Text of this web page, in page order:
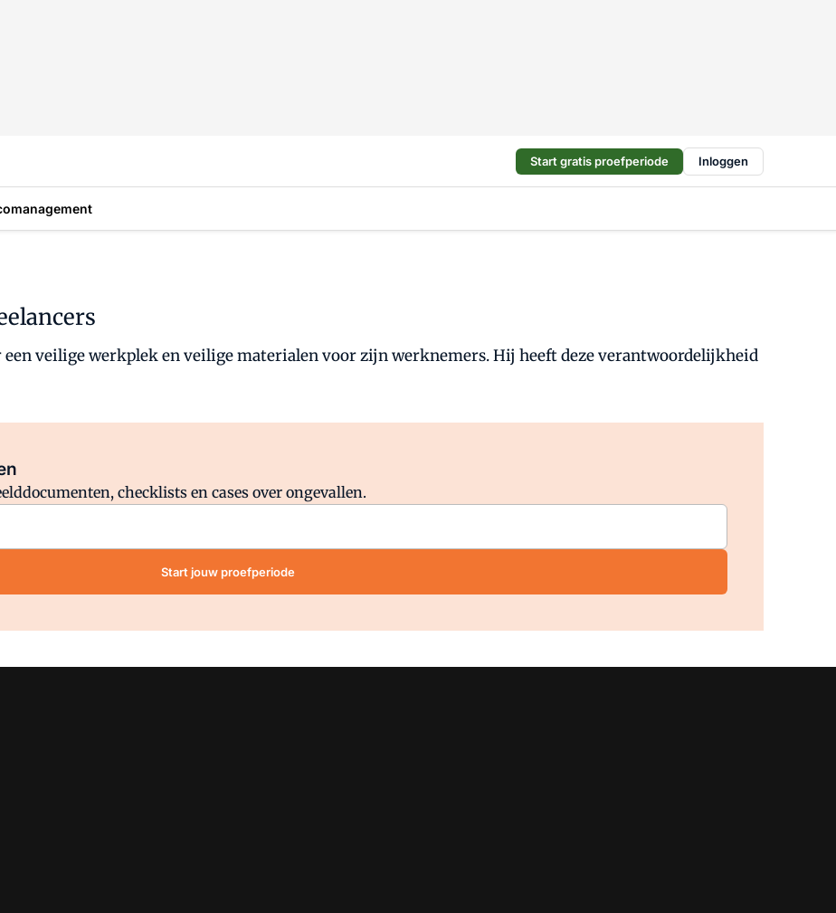
Start gratis proefperiode Inloggen
veilige werkplek en veilige materialen voor zijn werknemers. Hij heeft deze verantwoordelijkheid
checklists en cases over ongevallen.
Start jouw proefperiode